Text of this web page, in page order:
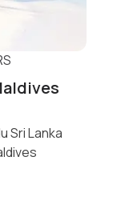
Sri Lanka